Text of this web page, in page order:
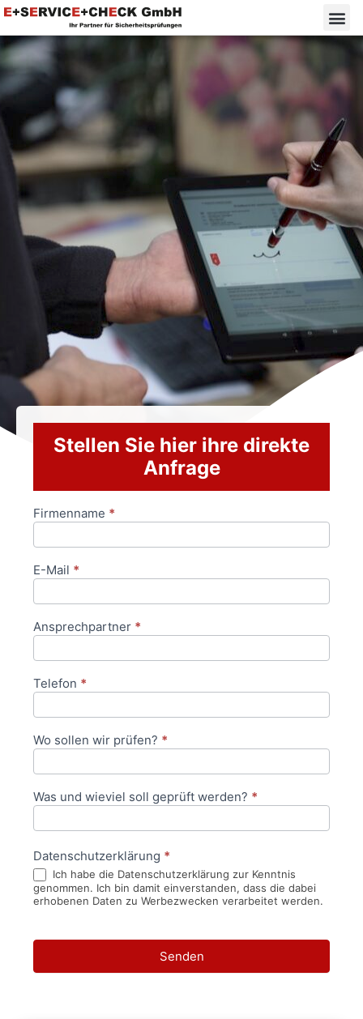
Stellen Sie hier ihre direkte
Anfrage
Anfrageformular
Firmenname *
E-Mail *
Ansprechpartner *
Telefon *
Wo sollen wir prüfen? *
Was und wieviel soll geprüft werden? *
Datenschutzerklärung *
Ich habe die Datenschutzerklärung zur Kenntnis
genommen. Ich bin damit einverstanden, dass die dabei
erhobenen Daten zu Werbezwecken verarbeitet werden.
Senden